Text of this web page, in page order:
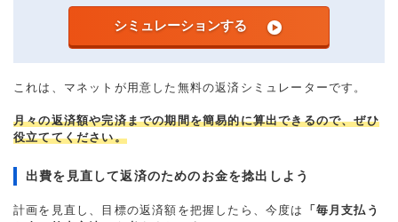
シミュレーションする
これは、マネットが用意した無料の返済シミュレーターです。
月々の返済額や完済までの期間を簡易的に算出できるので、ぜひ
役立ててください。
出費を見直して返済のためのお金を捻出しよう
計画を見直し、目標の返済額を把握したら、今度は
「毎月支払う